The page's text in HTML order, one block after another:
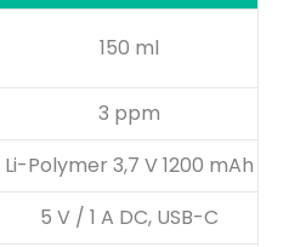
150 ml
3 ppm
Li-Polymer 3,7 V 1200 mAh
5 V / 1 A DC, USB-C